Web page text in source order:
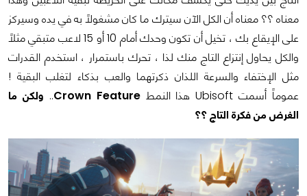
معناه ؟؟ معناه أن الكل الآن سيترك ما كان مشغولاً به في يده وسيركز
على الإيقاع بك ، تخيل أن تكون وحدك أمام 10 أو 15 لاعب متبقي مثلاً
والكل يحاول إنتزاع التاج منك لذا ، تحرك باستمرار ، استخدم القدرات
مثل الإختفاء والسرعة اللذان ذكرتهما والعب بذكاء لتغلب البقية !
عموماً أسمت Ubisoft هذا النمط
Crown Feature
.. ولكن ما
الغرض من فكرة التاج ؟؟